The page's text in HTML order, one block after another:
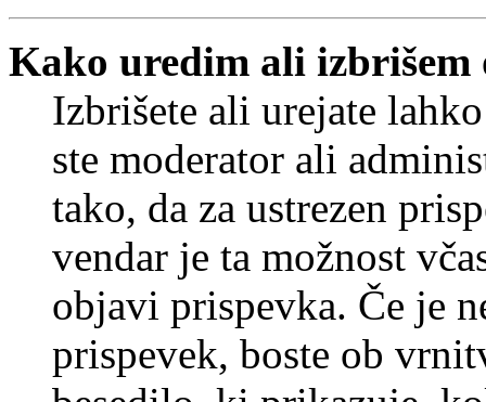
Kako uredim ali izbrišem
Izbrišete ali urejate
ste moderator ali
tako, da za ustrezen
vendar je ta možnost
objavi prispevka. Če je
prispevek, boste ob